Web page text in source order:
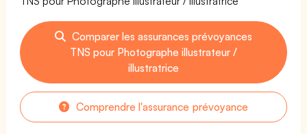
Comparer les assurances prévoyances
TNS pour Photographe illustrateur /
illustratrice
Comprendre l'assurance prévoyance